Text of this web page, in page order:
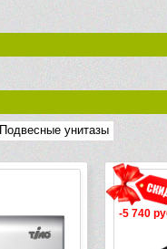
Подвесные унитазы
-5 740